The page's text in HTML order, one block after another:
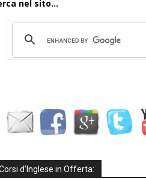
nel sito...
d’Inglese in Offerta: